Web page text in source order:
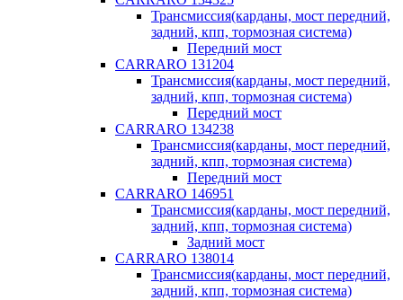
Трансмиссия(карданы, мост передний,
задний, кпп, тормозная система)
Передний мост
CARRARO 131204
Трансмиссия(карданы, мост передний,
задний, кпп, тормозная система)
Передний мост
CARRARO 134238
Трансмиссия(карданы, мост передний,
задний, кпп, тормозная система)
Передний мост
CARRARO 146951
Трансмиссия(карданы, мост передний,
задний, кпп, тормозная система)
Задний мост
CARRARO 138014
Трансмиссия(карданы, мост передний,
задний, кпп, тормозная система)